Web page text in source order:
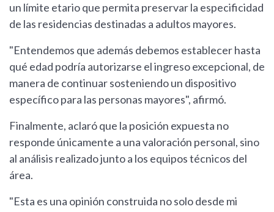
un límite etario que permita preservar la especificidad
de las residencias destinadas a adultos mayores.
"Entendemos que además debemos establecer hasta
qué edad podría autorizarse el ingreso excepcional, de
manera de continuar sosteniendo un dispositivo
específico para las personas mayores", afirmó.
Finalmente, aclaró que la posición expuesta no
responde únicamente a una valoración personal, sino
al análisis realizado junto a los equipos técnicos del
área.
"Esta es una opinión construida no solo desde mi